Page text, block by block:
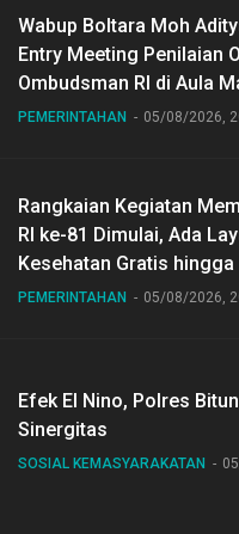
Wabup Boltara Moh
Entry Meeting Penilaian
Ombudsman RI di Aula
Gubernur Sulut
PEMERINTAHAN 05/08/2026,
Rangkaian Kegiatan
RI ke-81 Dimulai, Ada
Kesehatan Gratis hingga
Dr Sirajudin Lasena Ikut
PEMERINTAHAN 05/08/2026,
Efek El Nino, Polres
Sinergitas
SOSIAL KEMASYARAKATAN